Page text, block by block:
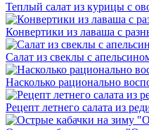
Теплый салат из курицы с
Конвертики из лаваша с
Салат из свеклы с
Насколько рационально
Рецепт летнего салата из